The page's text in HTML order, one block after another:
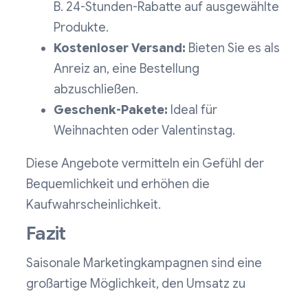
B. 24-Stunden-Rabatte auf ausgewählte
Produkte.
Kostenloser Versand: Bieten Sie es als
Anreiz an, eine Bestellung
abzuschließen.
Geschenk-Pakete: Ideal für
Weihnachten oder Valentinstag.
Diese Angebote vermitteln ein Gefühl der
Bequemlichkeit und erhöhen die
Kaufwahrscheinlichkeit.
Fazit
Saisonale Marketingkampagnen sind eine
großartige Möglichkeit, den Umsatz zu